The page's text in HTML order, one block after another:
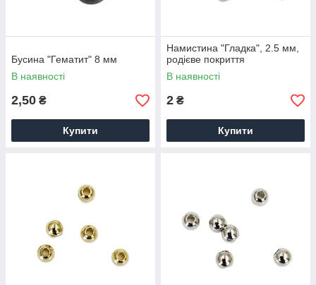
Бусина "Гематит" 8 мм
В наявності
2,50 ₴
Купити
Намистина "Гладка", 2.5 мм,
родієве покриття
В наявності
2 ₴
Купити